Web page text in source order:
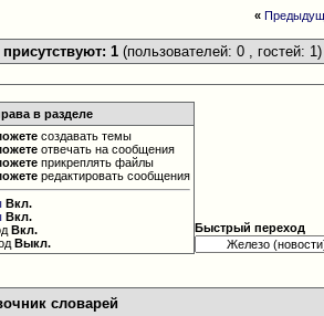
«
1 (пользователей: 0 , гостей: 1)
в разделе
создавать темы
отвечать на сообщения
прикреплять файлы
редактировать сообщения
Вкл.
Вкл.
Вкл.
Выкл.
Быстрый переход
словарей